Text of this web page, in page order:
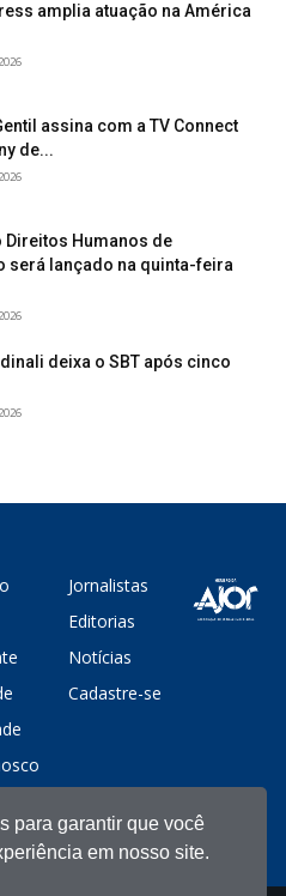
amplia atuação na América
assina com a TV Connect
de...
Direitos Humanos de
será lançado na quinta-feira
deixa o SBT após cinco
Jornalistas
Editorias
Notícias
Cadastre-se
para garantir que você
em nosso site.